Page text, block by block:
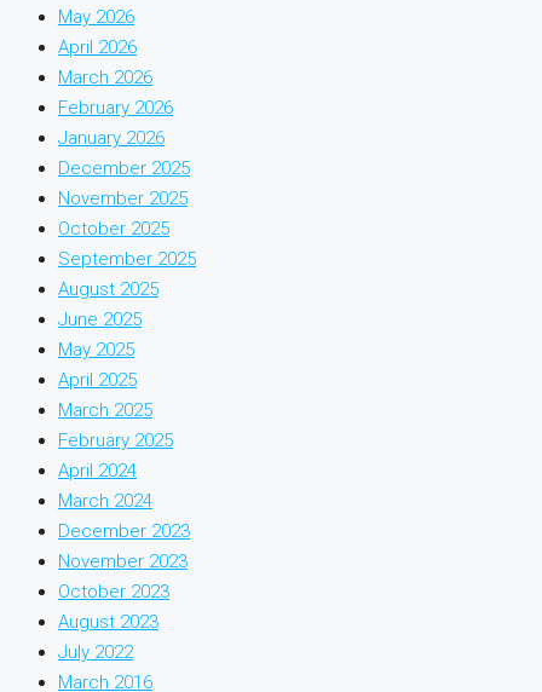
May 2026
April 2026
March 2026
February 2026
January 2026
December 2025
November 2025
October 2025
September 2025
August 2025
June 2025
May 2025
April 2025
March 2025
February 2025
April 2024
March 2024
December 2023
November 2023
October 2023
August 2023
July 2022
March 2016